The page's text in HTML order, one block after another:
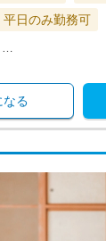
平日のみ勤務可
なる